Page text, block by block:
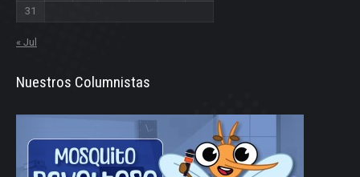
31
« Jul
Nuestros Columnistas